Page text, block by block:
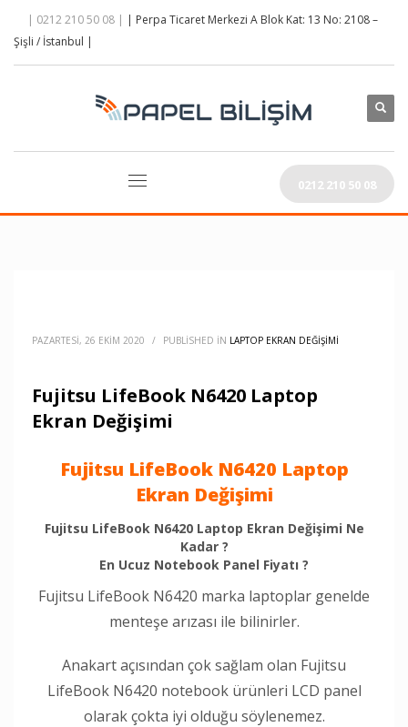
| 0212 210 50 08 | | Perpa Ticaret Merkezi A Blok Kat: 13 No: 2108 –
Şişli / İstanbul |
0212 210 50 08
PAZARTESI, 26 EKIM 2020 / PUBLISHED IN LAPTOP EKRAN DEĞIŞIMI
Fujitsu LifeBook N6420 Laptop
Ekran Değişimi
Fujitsu LifeBook N6420 Laptop
Ekran Değişimi
Fujitsu LifeBook N6420 Laptop Ekran Değişimi Ne
Kadar ?
En Ucuz Notebook Panel Fiyatı ?
Fujitsu LifeBook N6420 marka laptoplar genelde
menteşe arızası ile bilinirler.
Anakart açısından çok sağlam olan Fujitsu
LifeBook N6420 notebook ürünleri LCD panel
olarak çokta iyi olduğu söylenemez.